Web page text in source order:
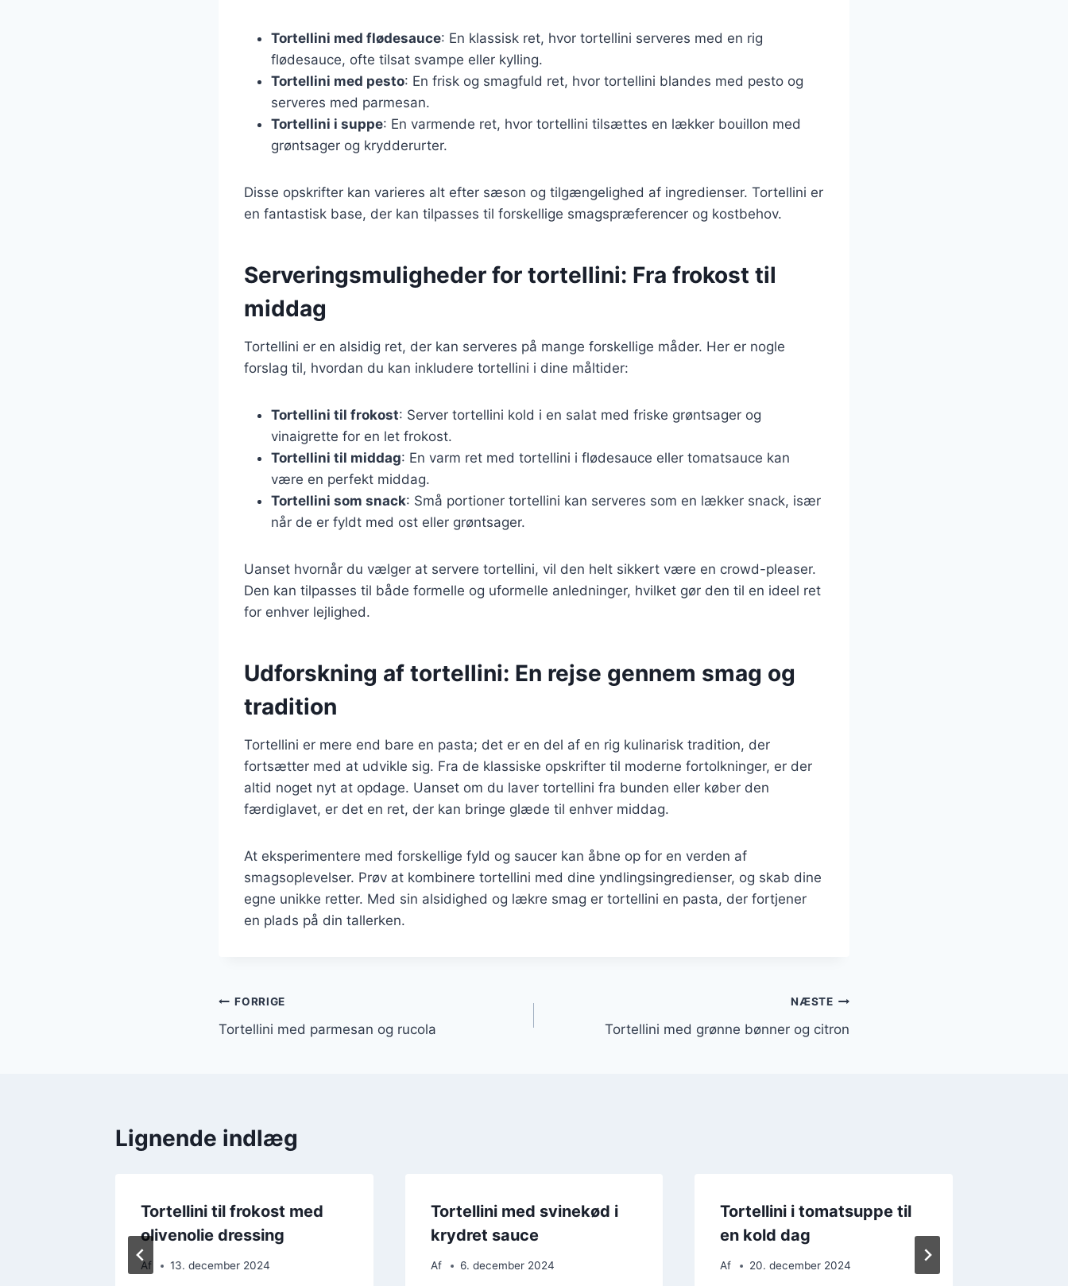
Tortellini med flødesauce: En klassisk ret, hvor tortellini serveres med en rig
flødesauce, ofte tilsat svampe eller kylling.
Tortellini med pesto: En frisk og smagfuld ret, hvor tortellini blandes med pesto og
serveres med parmesan.
Tortellini i suppe: En varmende ret, hvor tortellini tilsættes en lækker bouillon med
grøntsager og krydderurter.
Disse opskrifter kan varieres alt efter sæson og tilgængelighed af ingredienser. Tortellini er
en fantastisk base, der kan tilpasses til forskellige smagspræferencer og kostbehov.
Serveringsmuligheder for tortellini: Fra frokost til
middag
Tortellini er en alsidig ret, der kan serveres på mange forskellige måder. Her er nogle
forslag til, hvordan du kan inkludere tortellini i dine måltider:
Tortellini til frokost: Server tortellini kold i en salat med friske grøntsager og
vinaigrette for en let frokost.
Tortellini til middag: En varm ret med tortellini i flødesauce eller tomatsauce kan
være en perfekt middag.
Tortellini som snack: Små portioner tortellini kan serveres som en lækker snack, især
når de er fyldt med ost eller grøntsager.
Uanset hvornår du vælger at servere tortellini, vil den helt sikkert være en crowd-pleaser.
Den kan tilpasses til både formelle og uformelle anledninger, hvilket gør den til en ideel ret
for enhver lejlighed.
Udforskning af tortellini: En rejse gennem smag og
tradition
Tortellini er mere end bare en pasta; det er en del af en rig kulinarisk tradition, der
fortsætter med at udvikle sig. Fra de klassiske opskrifter til moderne fortolkninger, er der
altid noget nyt at opdage. Uanset om du laver tortellini fra bunden eller køber den
færdiglavet, er det en ret, der kan bringe glæde til enhver middag.
At eksperimentere med forskellige fyld og saucer kan åbne op for en verden af
smagsoplevelser. Prøv at kombinere tortellini med dine yndlingsingredienser, og skab dine
egne unikke retter. Med sin alsidighed og lækre smag er tortellini en pasta, der fortjener
en plads på din tallerken.
Indlægsnavigation
FORRIGE
Tortellini med parmesan og rucola
NÆSTE
Tortellini med grønne bønner og citron
Lignende indlæg
Tortellini til frokost med
olivenolie dressing
Af 13. december 2024
Tortellini med svinekød i
krydret sauce
Af 6. december 2024
Tortellini i tomatsuppe til
en kold dag
Af 20. december 2024